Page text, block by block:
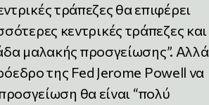
τράπεζες θα επιφέρει
κεντρικές τράπεζες και
μαλακής προσγείωσης”. Αλλά
της Fed Jerome Powell να
θα είναι “πολύ